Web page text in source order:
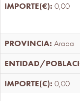
0,00
Araba
0,00